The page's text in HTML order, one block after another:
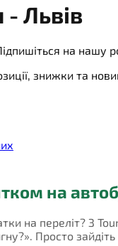
- Львів
на нашу
знижки та
на
на переліт? З
Просто